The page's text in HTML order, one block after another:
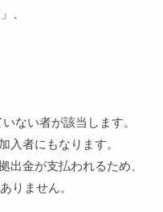
、
いない者が該当します。
者にもなります。
金が支払われるため、
りません。